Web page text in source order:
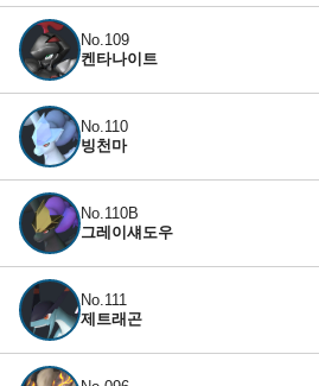
No.109
켄타나이트
No.110
빙천마
No.110B
그레이섀도우
No.111
제트래곤